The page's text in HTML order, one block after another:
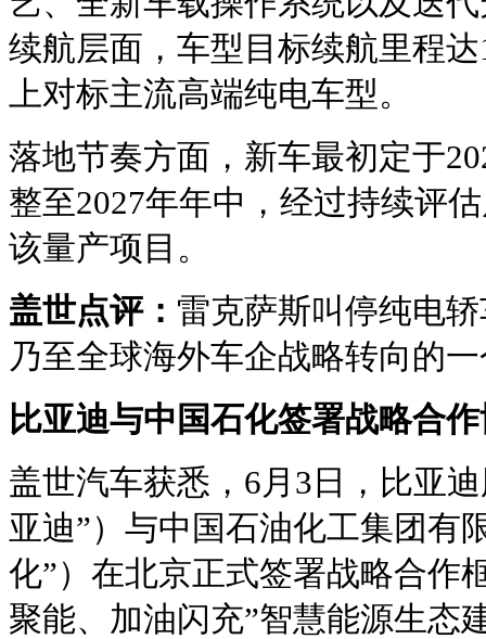
续航层面，车型目标续航里程
上对标主流高端纯电车型。
落地节奏方面，新车最初定于
整至2027年年中，经过持续评
该量产项目。
盖世点评： 雷克萨斯叫停纯电
乃至全球海外车企战略转向的
比亚迪与中国石化签署战略合
盖世汽车获悉，6月3日，比亚
亚迪”）与中国石油化工集团有
化”）在北京正式签署战略合作
聚能、加油闪充”智慧能源生态